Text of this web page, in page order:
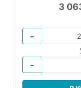
3
−
−